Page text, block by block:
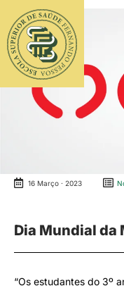
16 Março · 2023
Dia Mundial da
“Os estudantes do 3º